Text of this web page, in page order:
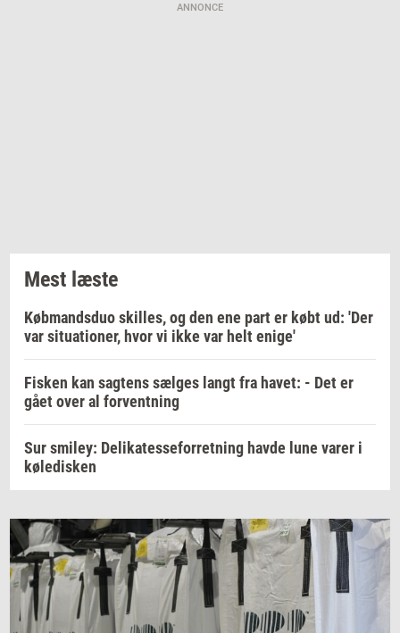
ANNONCE
Mest læste
Købmandsduo skilles, og den ene part er købt ud: 'Der
var situationer, hvor vi ikke var helt enige'
Fisken kan sagtens sælges langt fra havet: - Det er
gået over al forventning
Sur smiley: Delikatesseforretning havde lune varer i
køledisken